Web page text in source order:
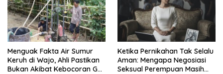
Menguak Fakta Air Sumur
Keruh di Wajo, Ahli Pastikan
Bukan Akibat Kebocoran Gas
Ketika Pernikahan Tak Selalu
Aman: Mengapa Negosiasi
Seksual Perempuan Masih